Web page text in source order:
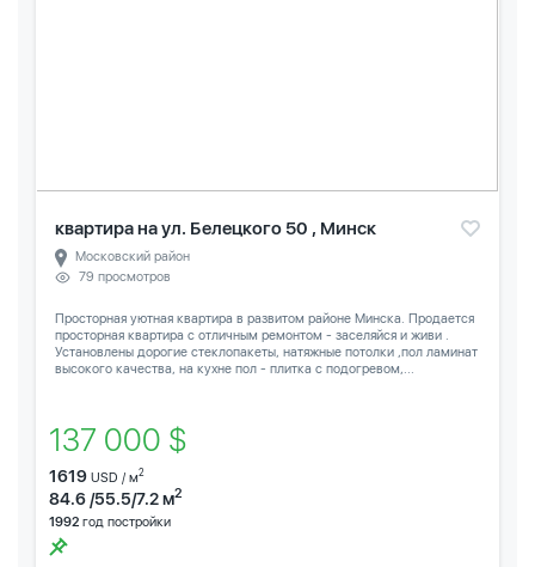
квартира на ул. Белецкого 50 , Минск
Московский район
79 просмотров
Просторная уютная квартира в развитом районе Минска. Продается
просторная квартира с отличным ремонтом - заселяйся и живи .
Установлены дорогие стеклопакеты, натяжные потолки ,пол ламинат
высокого качества, на кухне пол - плитка с подогревом,...
137 000 $
1619 USD / м2
84.6 /55.5/7.2 м2
1992 год постройки